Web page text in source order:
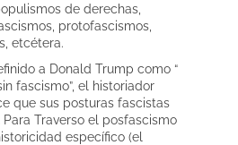
de derechas,
protofascismos,
etcétera.
a Donald Trump como “
fascismo”, el historiador
que sus posturas fascistas
Para Traverso el posfascismo
específico (el